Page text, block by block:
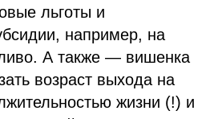
льготы и
например, на
А также — вишенка
возраст выхода на
жизни (!) и